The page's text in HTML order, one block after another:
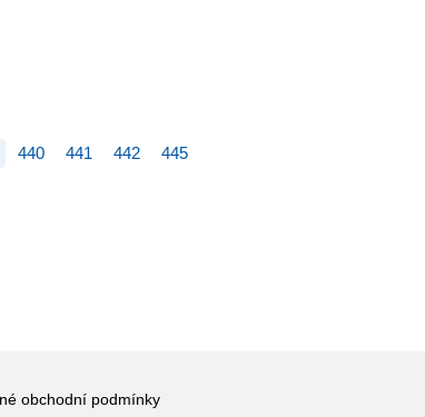
440 441 442 445
obchodní podmínky